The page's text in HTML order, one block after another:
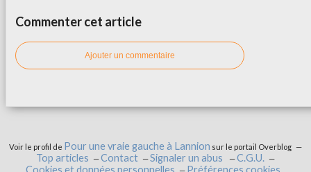
Commenter cet article
Ajouter un commentaire
Voir le profil de Pour une vraie gauche à Lannion sur le portail Overblog
Top articles Contact Signaler un abus
C.G.U.
Cookies et données personnelles
Préférences cookies